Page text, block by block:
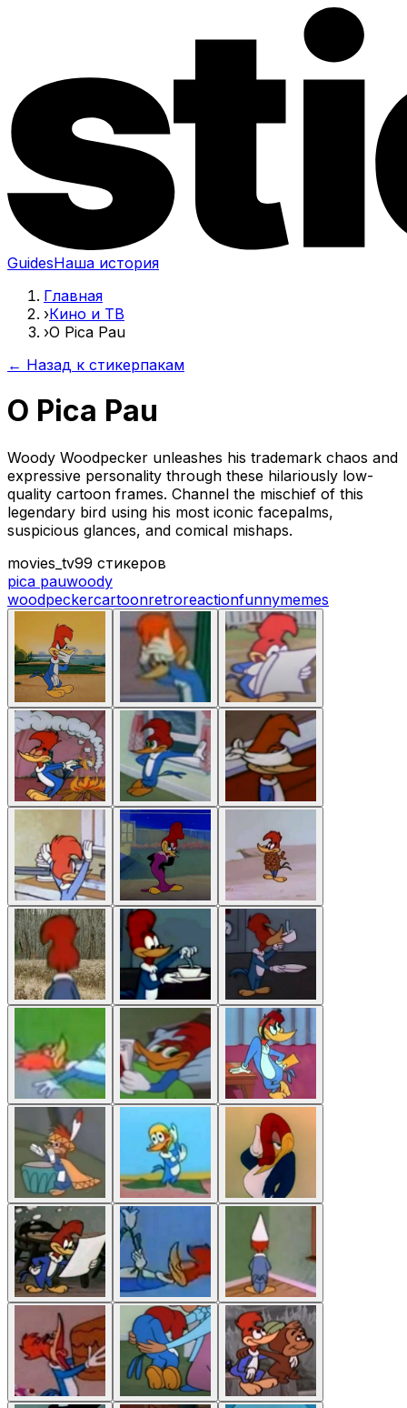
GuidesНаша история
Главная
›Кино и ТВ
›O Pica Pau
← Назад к стикерпакам
O Pica Pau
Woody Woodpecker unleashes his trademark chaos and
expressive personality through these hilariously low-
quality cartoon frames. Channel the mischief of this
legendary bird using his most iconic facepalms,
suspicious glances, and comical mishaps.
movies_tv99 стикеров
pica pauwoody
woodpeckercartoonretroreactionfunnymemes